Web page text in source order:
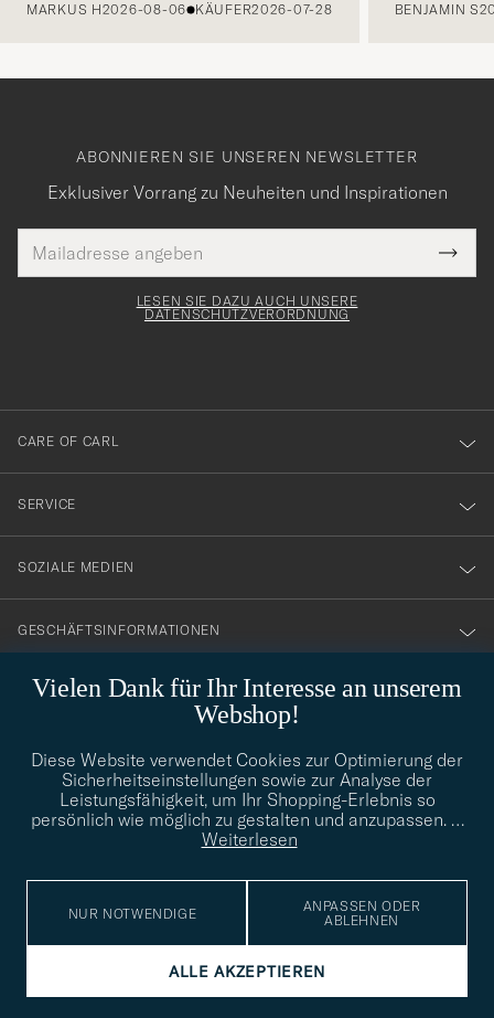
MARKUS H2026-08-06 KÄUFER2026-07-28 BENJAMIN S
Vielen Dank für Ihr Interesse an unserem
Webshop!
Diese Website verwendet Cookies zur Optimierung der
Sicherheitseinstellungen sowie zur Analyse der
Leistungsfähigkeit, um Ihr Shopping-Erlebnis so
persönlich wie möglich zu gestalten und anzupassen. …
Weiterlesen
NUR NOTWENDIGE
ANPASSEN ODER
ABLEHNEN
ALLE AKZEPTIEREN
ABONNIEREN SIE UNSEREN NEWSLETTER
Exklusiver Vorrang zu Neuheiten und Inspirationen
Mail
Adresse
Tack
för
dig
till
vårt
nyhetsbrev!
LESEN SIE DAZU AUCH UNSERE
DATENSCHUTZVERORDNUNG
CARE OF CARL
SERVICE
SOZIALE MEDIEN
GESCHÄFTSINFORMATIONEN
info@careofcarl.de
Benötigen Sie Hilfe bei der Suche nach Ihrem persönlichen Stil?
Wenden Sie sich an uns, wir helfen Ihnen gerne weiter!
STILBERATUNG